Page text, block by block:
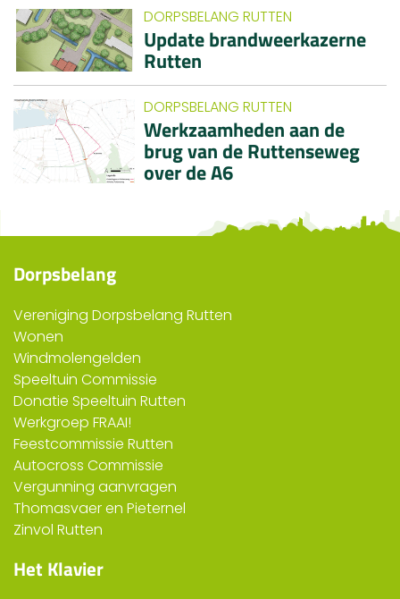
DORPSBELANG RUTTEN
Update brandweerkazerne
Rutten
DORPSBELANG RUTTEN
Werkzaamheden aan de
brug van de Ruttenseweg
over de A6
Dorpsbelang
Vereniging Dorpsbelang Rutten
Wonen
Windmolengelden
Speeltuin Commissie
Donatie Speeltuin Rutten
Werkgroep FRAAI!
Feestcommissie Rutten
Autocross Commissie
Vergunning aanvragen
Thomasvaer en Pieternel
Zinvol Rutten
Het Klavier